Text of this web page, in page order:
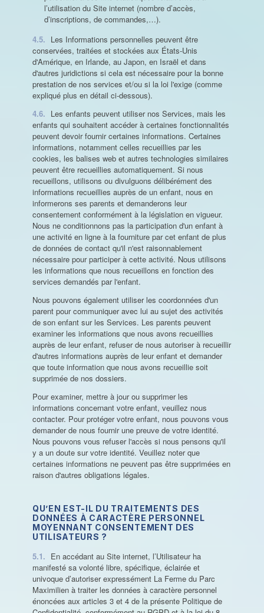
l’utilisation du Site internet (nombre d’accès,
d’inscriptions, de commandes,…).
4.5. Les Informations personnelles peuvent être
conservées, traitées et stockées aux États-Unis
d'Amérique, en Irlande, au Japon, en Israël et dans
d'autres juridictions si cela est nécessaire pour la bonne
prestation de nos services et/ou si la loi l'exige (comme
expliqué plus en détail ci-dessous).
4.6. Les enfants peuvent utiliser nos Services, mais les
enfants qui souhaitent accéder à certaines fonctionnalités
peuvent devoir fournir certaines informations. Certaines
informations, notamment celles recueillies par les
cookies, les balises web et autres technologies similaires
peuvent être recueillies automatiquement. Si nous
recueillons, utilisons ou divulguons délibérément des
informations recueillies auprès de un enfant, nous en
informerons ses parents et demanderons leur
consentement conformément à la législation en vigueur.
Nous ne conditionnons pas la participation d'un enfant à
une activité en ligne à la fourniture par cet enfant de plus
de données de contact qu'il n'est raisonnablement
nécessaire pour participer à cette activité. Nous utilisons
les informations que nous recueillons en fonction des
services demandés par l'enfant.
Nous pouvons également utiliser les coordonnées d'un
parent pour communiquer avec lui au sujet des activités
de son enfant sur les Services. Les parents peuvent
examiner les informations que nous avons recueillies
auprès de leur enfant, refuser de nous autoriser à recueillir
d'autres informations auprès de leur enfant et demander
que toute information que nous avons recueillie soit
supprimée de nos dossiers.
Pour examiner, mettre à jour ou supprimer les
informations concernant votre enfant, veuillez nous
contacter. Pour protéger votre enfant, nous pouvons vous
demander de nous fournir une preuve de votre identité.
Nous pouvons vous refuser l'accès si nous pensons qu'il
y a un doute sur votre identité. Veuillez noter que
certaines informations ne peuvent pas être supprimées en
raison d'autres obligations légales.
QU’EN EST-IL DU TRAITEMENTS DES
DONNÉES À CARACTÈRE PERSONNEL
MOYENNANT CONSENTEMENT DES
UTILISATEURS ?
5.1. En accédant au Site internet, l’Utilisateur ha
manifesté sa volonté libre, spécifique, éclairée et
univoque d’autoriser expressément La Ferme du Parc
Maximilien à traiter les données à caractère personnel
énoncées aux articles 3 et 4 de la présente Politique de